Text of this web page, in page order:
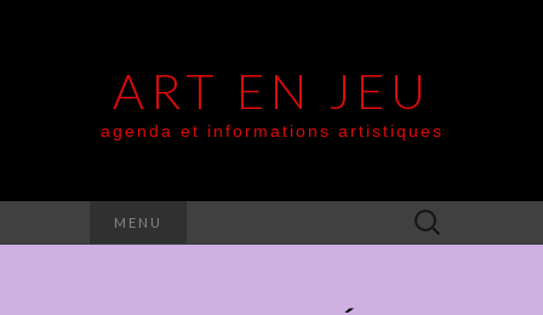
ART EN JEU
agenda et informations artistiques
MENU Rechercher :